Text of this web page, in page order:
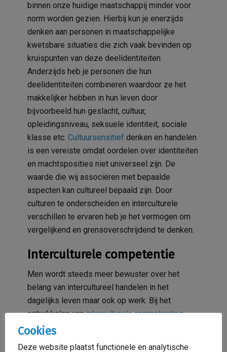
binnen onze huidige maatschappij minder voor
norm worden gezien. Hierbij kun je enerzijds
denken aan personen in maatschappelijke
kwetsbare situaties die zich vaak bevinden op
kruispunten van deze deelidentiteiten
Anderzijds heb je personen die hun
deelidentiteiten combineren waardoor ze het
makkelijker hebben in hun leven door
bijvoorbeeld hun geslacht, cultuur,
opleidingsniveau, seksuele identiteit, sociale
klasse etc. Cultuursensitief denken en handelen
is een vereiste omdat oordelen over identiteiten
en machtsposities niet universeel zijn. De
waarde die wij associëren met bepaalde
aspecten kan cultureel bepaald zijn. Door
culturen te onderscheiden en interculturele
verschillen te ervaren heb je het vermogen om
vergelijkend en grensoverschrijdend te denken.
Interculturele competentie
Men wordt steeds meer bewuster over het
belang van intercultureel handelen in het
dagelijks leven maar ook op werk. Bij het
ontwikkelen vaninterculturele competenties
bouw je kennis op van de vele verschillende
Cookies
Deze website plaatst functionele en analytische